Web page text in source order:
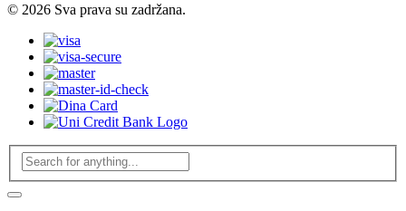
© 2026 Sva prava su zadržana.